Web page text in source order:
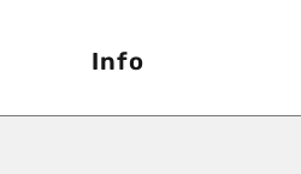
Info